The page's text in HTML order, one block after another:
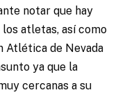
notar que hay
atletas, así como
Atlética de Nevada
ya que la
cercanas a su